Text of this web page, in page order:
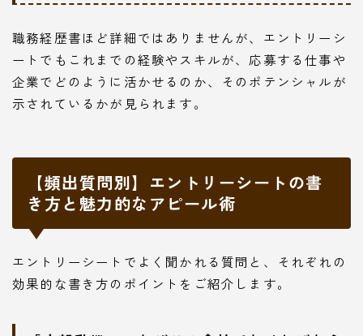
職務経歴書ほど詳細ではありませんが、エントリーシ
ートでもこれまでの経験やスキルが、応募する仕事や
企業でどのように活かせるのか、そのポテンシャルが
示されているかが見られます。
【頻出質問別】エントリーシートの書
き方と魅力的なアピール術
エントリーシートでよく聞かれる質問と、それぞれの
効果的な書き方のポイントをご紹介します。